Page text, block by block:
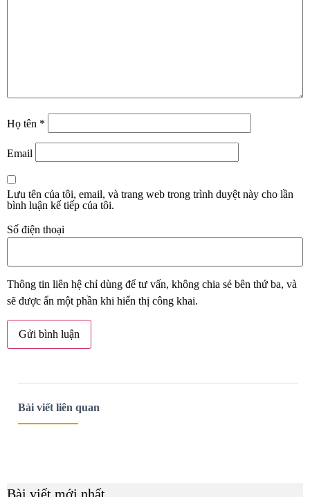
Họ tên *
Email
Lưu tên của tôi, email, và trang web trong trình duyệt này cho lần
bình luận kế tiếp của tôi.
Số điện thoại
Thông tin liên hệ chỉ dùng để tư vấn, không chia sẻ bên thứ ba, và
sẽ được ẩn một phần khi hiển thị công khai.
Bài viết liên quan
Bài viết mới nhất